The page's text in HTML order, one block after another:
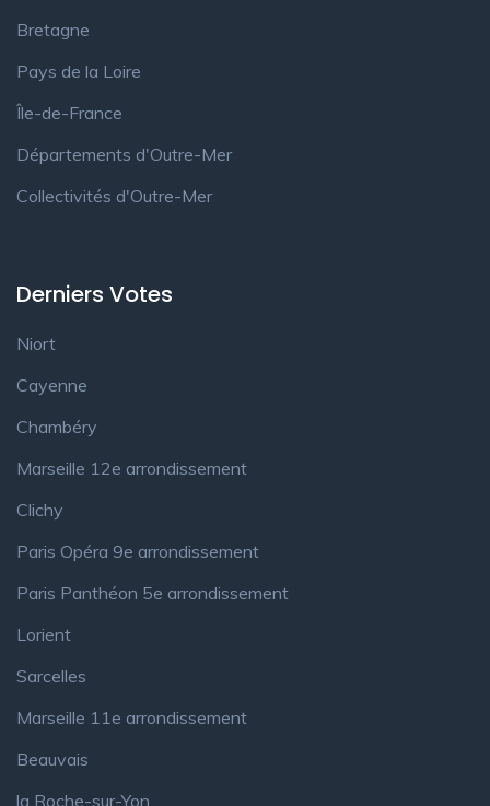
Bretagne
Pays de la Loire
Île-de-France
Départements d'Outre-Mer
Collectivités d'Outre-Mer
Derniers Votes
Niort
Cayenne
Chambéry
Marseille 12e arrondissement
Clichy
Paris Opéra 9e arrondissement
Paris Panthéon 5e arrondissement
Lorient
Sarcelles
Marseille 11e arrondissement
Beauvais
la Roche-sur-Yon